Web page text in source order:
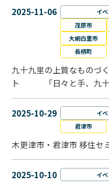
2025-11-06 イ
茂原市
大網白里市
長柄町
九十九里の上質なものづ
ト 「日々と手、九十
2025-10-29 イ
君津市
木更津市・君津市 移住セ
2025-10-10 イ